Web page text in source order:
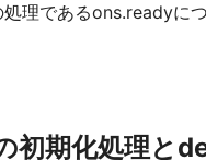
理であるons.readyに
初期化処理と